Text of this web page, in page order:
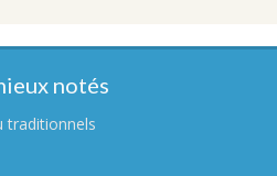
notés
traditionnels